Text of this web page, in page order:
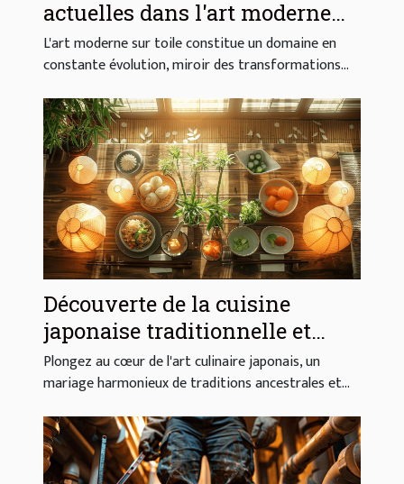
actuelles dans l'art moderne
sur toile
L'art moderne sur toile constitue un domaine en
constante évolution, miroir des transformations...
Découverte de la cuisine
japonaise traditionnelle et
moderne
Plongez au cœur de l'art culinaire japonais, un
mariage harmonieux de traditions ancestrales et...